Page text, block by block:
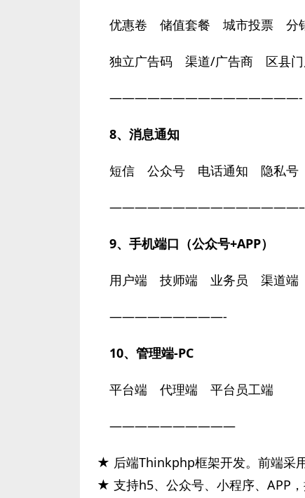
优惠卷 储值套餐 城市投票 分
独立广告码 渠道/广告商 区县门
———————————————-
8、消息通知
短信 公众号 电话通知 隐私号
———————————————–
9、手机端口（公众号+APP）
用户端 技师端 业务员 渠道端
—————————-
10、管理端-PC
平台端 代理端 平台员工端
——————————
★ 后端Thinkphp框架开发。前端采
★ 支持h5、公众号、小程序、APP，